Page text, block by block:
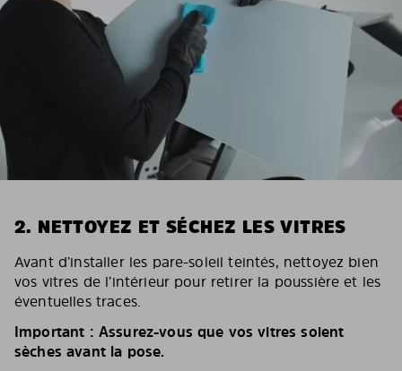
2. NETTOYEZ ET SÉCHEZ LES VITRES
Avant d’installer les pare-soleil teintés, nettoyez bien
vos vitres de l’intérieur pour retirer la poussière et les
éventuelles traces.
Important : Assurez-vous que vos vitres soient
sèches avant la pose.